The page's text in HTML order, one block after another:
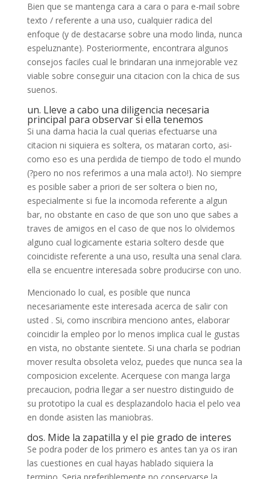
Bien que se mantenga cara a cara o para e-mail sobre
texto / referente a una uso, cualquier radica del
enfoque (y de destacarse sobre una modo linda, nunca
espeluznante). Posteriormente, encontrara algunos
consejos faciles cual le brindaran una inmejorable vez
viable sobre conseguir una citacion con la chica de sus
suenos.
un. Lleve a cabo una diligencia necesaria
principal para observar si ella tenemos
Si una dama hacia la cual querias efectuarse una
citacion ni siquiera es soltera, os mataran corto, asi­
como eso es una perdida de tiempo de todo el mundo
(?pero no nos referimos a una mala acto!). No siempre
es posible saber a priori de ser soltera o bien no,
especialmente si fue la incomoda referente a algun
bar, no obstante en caso de que son uno que sabes a
traves de amigos en el caso de que nos lo olvidemos
alguno cual logicamente estaria soltero desde que
coincidiste referente a una uso, resulta una senal clara.
ella se encuentre interesada sobre producirse con uno.
Mencionado lo cual, es posible que nunca
necesariamente este interesada acerca de salir con
usted . Si, como inscribira menciono antes, elaborar
coincidir la empleo por lo menos implica cual le gustas
en vista, no obstante sientete. Si una charla se podri­an
mover resulta obsoleta veloz, puedes que nunca sea la
composicion excelente. Acerquese con manga larga
precaucion, podri­a llegar a ser nuestro distinguido de
su prototipo la cual es desplazandolo hacia el pelo vea
en donde asisten las maniobras.
dos. Mide la zapatilla y el pie grado de interes
Se podra poder de los primero es antes tan ya os iran
las cuestiones en cual hayas hablado siquiera la